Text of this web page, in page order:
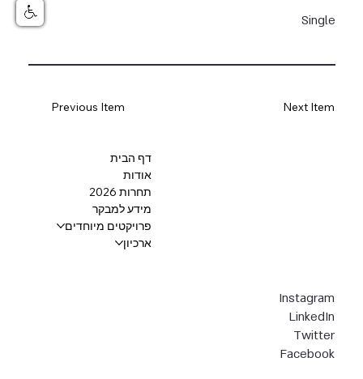
Single
Next Item
Previous Item
Instagram
LinkedIn
Twitter
Facebook
דף הבית
אודות
תחרות 2026
מידע למבקר
פרויקטים מיוחדים
ארכיון